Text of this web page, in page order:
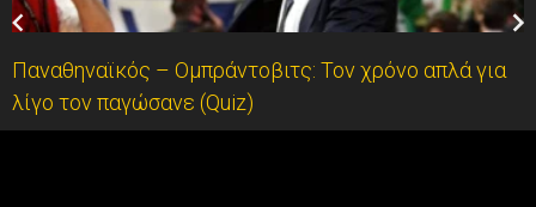
Παναθηναϊκός – Ομπράντοβιτς: Τον χρόνο απλά για
λίγο τον παγώσανε (Quiz)